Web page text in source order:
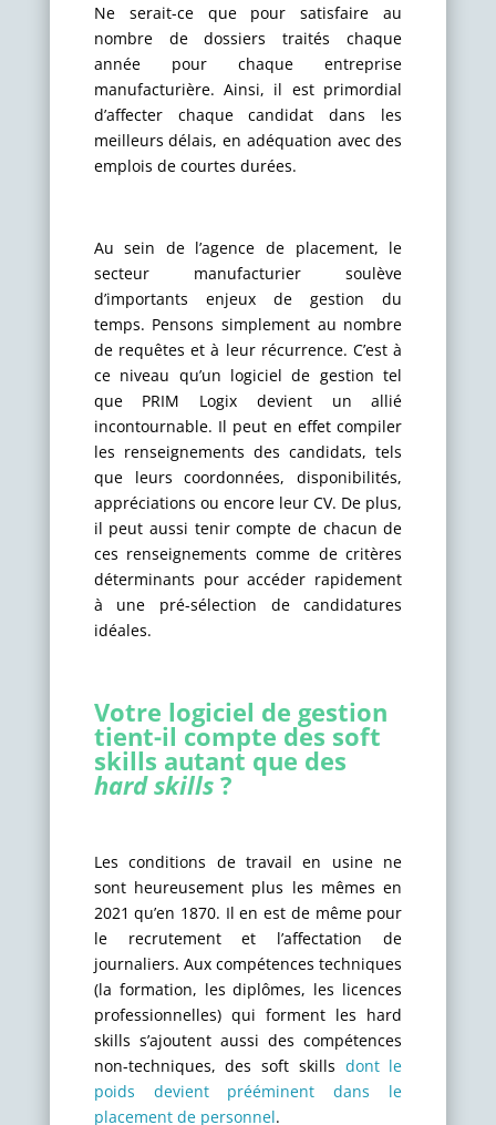
Ne serait-ce que pour satisfaire au
nombre de dossiers traités chaque
année pour chaque entreprise
manufacturière. Ainsi, il est primordial
d’affecter chaque candidat dans les
meilleurs délais, en adéquation avec des
emplois de courtes durées.
Au sein de l’agence de placement, le
secteur manufacturier soulève
d’importants enjeux de gestion du
temps. Pensons simplement au nombre
de requêtes et à leur récurrence. C’est à
ce niveau qu’un logiciel de gestion tel
que PRIM Logix devient un allié
incontournable. Il peut en effet compiler
les renseignements des candidats, tels
que leurs coordonnées, disponibilités,
appréciations ou encore leur CV. De plus,
il peut aussi tenir compte de chacun de
ces renseignements comme de critères
déterminants pour accéder rapidement
à une pré-sélection de candidatures
idéales.
Votre logiciel de gestion
tient-il compte des soft
skills autant que des
hard skills?
Les conditions de travail en usine ne
sont heureusement plus les mêmes en
2021 qu’en 1870. Il en est de même pour
le recrutement et l’affectation de
journaliers. Aux compétences techniques
(la formation, les diplômes, les licences
professionnelles) qui forment les hard
skills s’ajoutent aussi des compétences
non-techniques, des soft skills dont le
poids devient prééminent dans le
placement de personnel.